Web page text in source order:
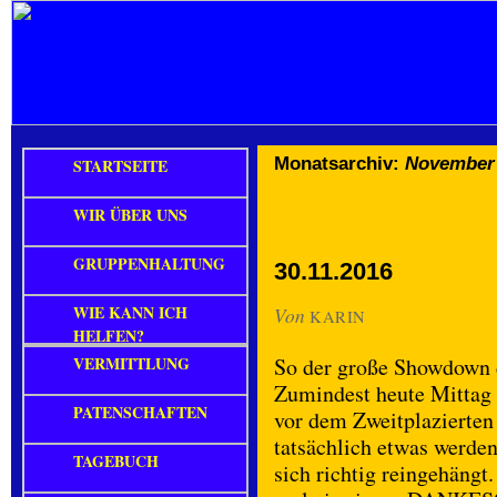
Monatsarchiv:
30.11.2016
Von KARIN
So der große
Zumindest heute
vor dem
tatsächlich etwas
sich richtig
STARTSEITE
WIR ÜBER UNS
GRUPPENHALTUNG
WIE KANN ICH
HELFEN?
VERMITTLUNG
PATENSCHAFTEN
TAGEBUCH